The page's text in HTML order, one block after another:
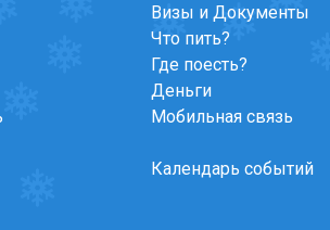
Визы и Документы
Что пить?
Где поесть?
Деньги
Мобильная связь
Календарь событий